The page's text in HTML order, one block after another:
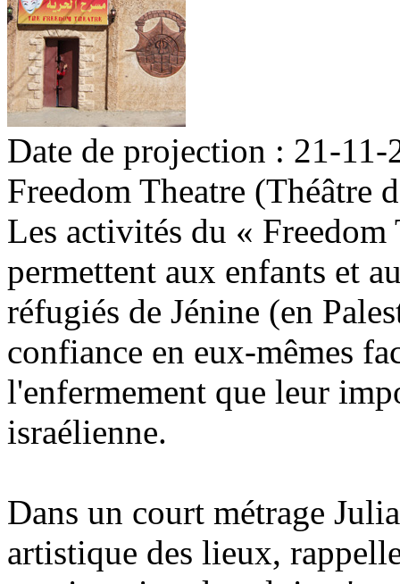
Date de projection : 21-
Freedom Theatre (Théâtre
Les activités du «
permettent aux enfants et
réfugiés de Jénine (en
confiance en eux-mêmes
l'enfermement que leur
israélienne.
Dans un court métrage
artistique des lieux,